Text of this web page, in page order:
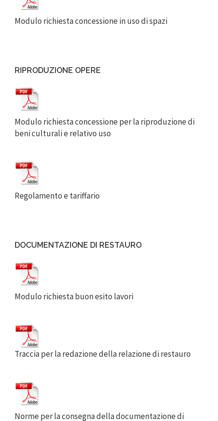
Modulo richiesta concessione in uso di spazi
RIPRODUZIONE OPERE
Modulo richiesta concessione per la riproduzione di
beni culturali e relativo uso
Regolamento e tariffario
DOCUMENTAZIONE DI RESTAURO
Modulo richiesta buon esito lavori
Traccia per la redazione della relazione di restauro
Norme per la consegna della documentazione di